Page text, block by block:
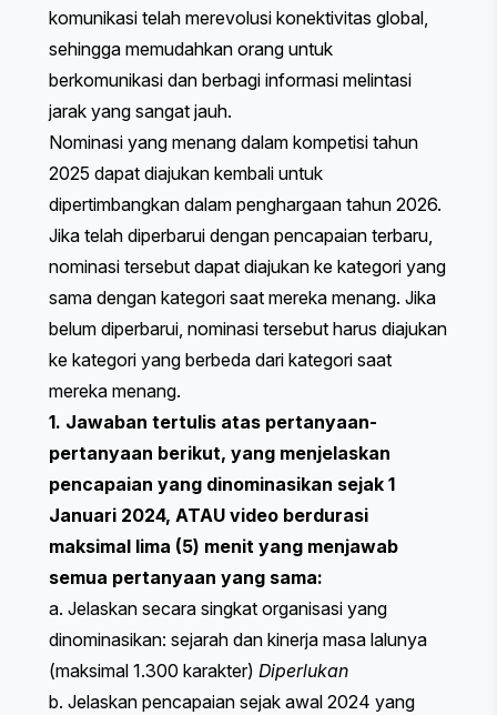
komunikasi telah merevolusi konektivitas global,
sehingga memudahkan orang untuk
berkomunikasi dan berbagi informasi melintasi
jarak yang sangat jauh.
Nominasi yang menang dalam kompetisi tahun
2025 dapat diajukan kembali untuk
dipertimbangkan dalam penghargaan tahun 2026.
Jika telah diperbarui dengan pencapaian terbaru,
nominasi tersebut dapat diajukan ke kategori yang
sama dengan kategori saat mereka menang. Jika
belum diperbarui, nominasi tersebut harus diajukan
ke kategori yang berbeda dari kategori saat
mereka menang.
1. Jawaban tertulis atas pertanyaan-
pertanyaan berikut, yang menjelaskan
pencapaian yang dinominasikan sejak 1
Januari 2024, ATAU video berdurasi
maksimal lima (5) menit yang menjawab
semua pertanyaan yang sama:
a. Jelaskan secara singkat organisasi yang
dinominasikan: sejarah dan kinerja masa lalunya
(maksimal 1.300 karakter) Diperlukan
b. Jelaskan pencapaian sejak awal 2024 yang